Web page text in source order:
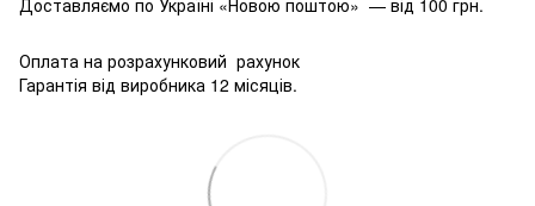
Оплата на розрахунковий рахунок
Гарантія від виробника 12 місяців.